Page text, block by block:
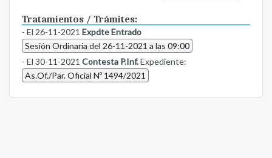
Tratamientos / Trámites:
- El 26-11-2021 Expdte Entrado
Sesión Ordinaria del 26-11-2021 a las 09:00
- El 30-11-2021 Contesta P.Inf.Expediente:
As.Of./Par. Oficial Nº 1494/2021